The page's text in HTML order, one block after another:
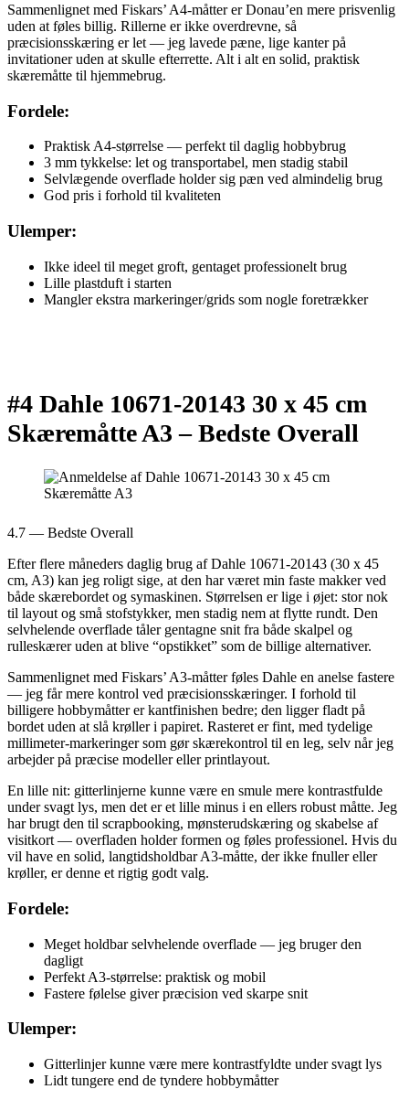
Sammenlignet med Fiskars’ A4-måtter er Donau’en mere prisvenlig
uden at føles billig. Rillerne er ikke overdrevne, så
præcisionsskæring er let — jeg lavede pæne, lige kanter på
invitationer uden at skulle efterrette. Alt i alt en solid, praktisk
skæremåtte til hjemmebrug.
Fordele:
Praktisk A4-størrelse — perfekt til daglig hobbybrug
3 mm tykkelse: let og transportabel, men stadig stabil
Selvlægende overflade holder sig pæn ved almindelig brug
God pris i forhold til kvaliteten
Ulemper:
Ikke ideel til meget groft, gentaget professionelt brug
Lille plastduft i starten
Mangler ekstra markeringer/grids som nogle foretrækker
#4 Dahle 10671-20143 30 x 45 cm
Skæremåtte A3 –Bedste Overall
4.7 — Bedste Overall
Efter flere måneders daglig brug af Dahle 10671-20143 (30 x 45
cm, A3) kan jeg roligt sige, at den har været min faste makker ved
både skærebordet og symaskinen. Størrelsen er lige i øjet: stor nok
til layout og små stofstykker, men stadig nem at flytte rundt. Den
selvhelende overflade tåler gentagne snit fra både skalpel og
rulleskærer uden at blive “opstikket” som de billige alternativer.
Sammenlignet med Fiskars’ A3-måtter føles Dahle en anelse fastere
— jeg får mere kontrol ved præcisionsskæringer. I forhold til
billigere hobbymåtter er kantfinishen bedre; den ligger fladt på
bordet uden at slå krøller i papiret. Rasteret er fint, med tydelige
millimeter-markeringer som gør skærekontrol til en leg, selv når jeg
arbejder på præcise modeller eller printlayout.
En lille nit: gitterlinjerne kunne være en smule mere kontrastfulde
under svagt lys, men det er et lille minus i en ellers robust måtte. Jeg
har brugt den til scrapbooking, mønsterudskæring og skabelse af
visitkort — overfladen holder formen og føles professionel. Hvis du
vil have en solid, langtidsholdbar A3-måtte, der ikke fnuller eller
krøller, er denne et rigtig godt valg.
Fordele:
Meget holdbar selvhelende overflade — jeg bruger den
dagligt
Perfekt A3-størrelse: praktisk og mobil
Fastere følelse giver præcision ved skarpe snit
Ulemper:
Gitterlinjer kunne være mere kontrastfyldte under svagt lys
Lidt tungere end de tyndere hobbymåtter